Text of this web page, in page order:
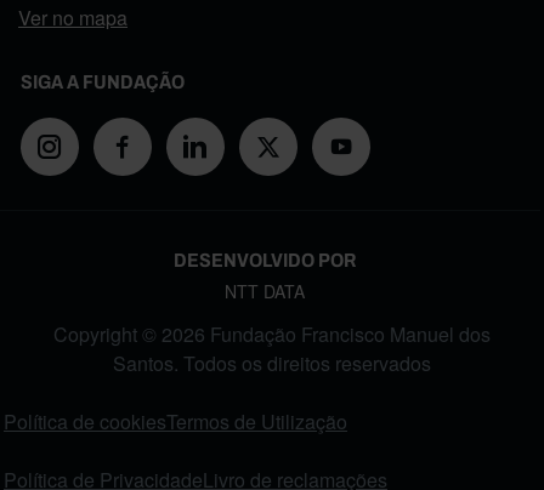
Ver no mapa
SIGA A FUNDAÇÃO
DESENVOLVIDO POR
NTT DATA
Copyright © 2026 Fundação Francisco Manuel dos
Santos. Todos os direitos reservados
Política de cookiesTermos de Utilização
Política de PrivacidadeLivro de reclamações